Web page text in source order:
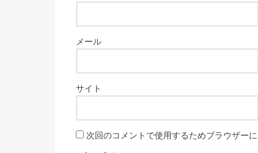
メール
サイト
次回のコメントで使用するためブラウザー